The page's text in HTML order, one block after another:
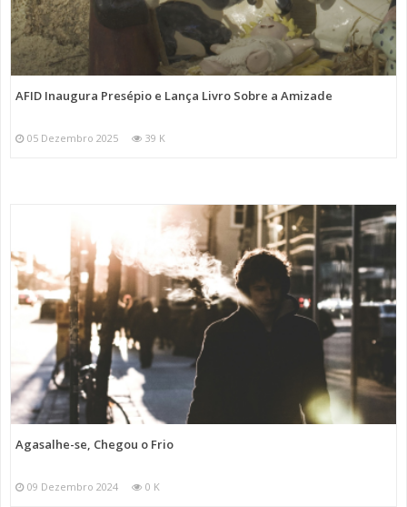
AFID Inaugura Presépio e Lança Livro Sobre a Amizade
05 Dezembro 2025 39 K
Agasalhe-se, Chegou o Frio
09 Dezembro 2024 0 K